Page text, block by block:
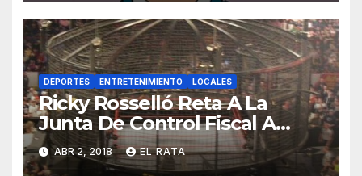
DEPORTES ENTRETENIMIENTO LOCALES
Ricky Rosselló Reta A La
Junta De Control Fiscal A
Lucha «Enjaulados Y Con
Alambre De Púas»
ABR 2, 2018 EL RATA